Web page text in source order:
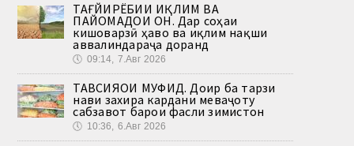
ТАҒЙИРЁБИИ ИҚЛИМ ВА
ПАЙОМАДҲОИ ОН. Дар соҳаи
кишоварзӣ ҳаво ва иқлим нақши
аввалиндараҷа доранд
🕔 09:14, 7.Авг 2026
ТАВСИЯҲОИ МУФИД. Доир ба тарзи
нави захира кардани меваҷоту
сабзавот барои фасли зимистон
🕔 10:36, 6.Авг 2026